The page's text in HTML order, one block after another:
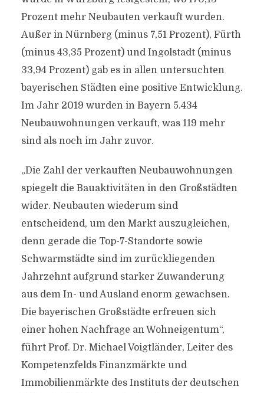
Prozent mehr Neubauten verkauft wurden.
Außer in Nürnberg (minus 7,51 Prozent), Fürth
(minus 43,35 Prozent) und Ingolstadt (minus
33,94 Prozent) gab es in allen untersuchten
bayerischen Städten eine positive Entwicklung.
Im Jahr 2019 wurden in Bayern 5.434
Neubauwohnungen verkauft, was 119 mehr
sind als noch im Jahr zuvor.
„Die Zahl der verkauften Neubauwohnungen
spiegelt die Bauaktivitäten in den Großstädten
wider. Neubauten wiederum sind
entscheidend, um den Markt auszugleichen,
denn gerade die Top-7-Standorte sowie
Schwarmstädte sind im zurückliegenden
Jahrzehnt aufgrund starker Zuwanderung
aus dem In- und Ausland enorm gewachsen.
Die bayerischen Großstädte erfreuen sich
einer hohen Nachfrage an Wohneigentum“,
führt Prof. Dr. Michael Voigtländer, Leiter des
Kompetenzfelds Finanzmärkte und
Immobilienmärkte des Instituts der deutschen